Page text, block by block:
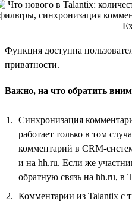
Функция доступна
приватности.
Важно, на что обратить
Синхронизация
работает только в том
комментарий в CRM-
и на hh.ru. Если же
обратную связь на hh.ru, в
Комментарии из Talantix с